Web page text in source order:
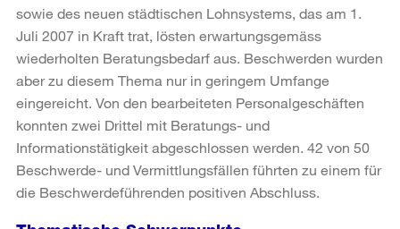
sowie des neuen städtischen Lohnsystems, das am 1.
Juli 2007 in Kraft trat, lösten erwartungsgemäss
wiederholten Beratungsbedarf aus. Beschwerden wurden
aber zu diesem Thema nur in geringem Umfange
eingereicht. Von den bearbeiteten Personalgeschäften
konnten zwei Drittel mit Beratungs- und
Informationstätigkeit abgeschlossen werden. 42 von 50
Beschwerde- und Vermittlungsfällen führten zu einem für
die Beschwerdeführenden positiven Abschluss.